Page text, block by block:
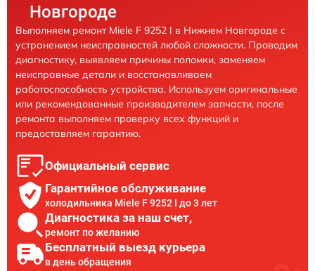
Новгороде
Выполняем ремонт Miele F 9252 I в Нижнем Новгороде с
устранением неисправностей любой сложности. Проводим
диагностику, выявляем причины поломки, заменяем
неисправные детали и восстанавливаем
работоспособность устройства. Используем оригинальные
или рекомендованные производителем запчасти, после
ремонта выполняем проверку всех функций и
предоставляем гарантию.
Официальный сервис
Гарантийное обслуживание
холодильника Miele F 9252 I до 3 лет
Диагностика за наш счет,
ремонт по желанию
Бесплатный выезд курьера
в день обращения